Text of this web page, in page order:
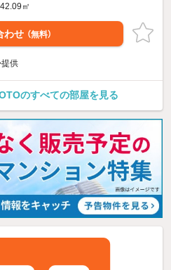
㎡
わせ （無料）
供
のすべての部屋を見る